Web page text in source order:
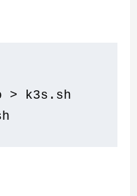
k3s.sh